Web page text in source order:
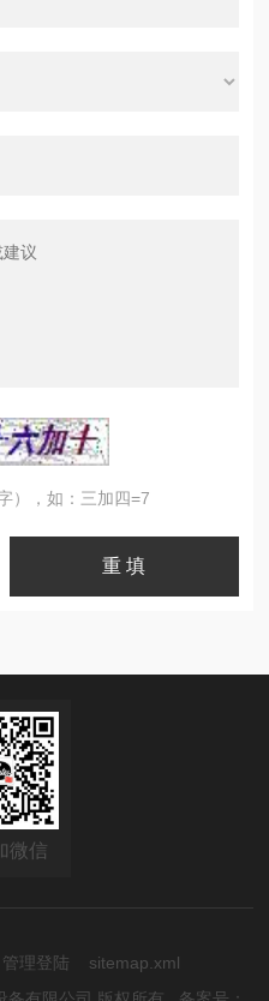
），如：三加四=7
微信
管理登陆
sitemap.xml